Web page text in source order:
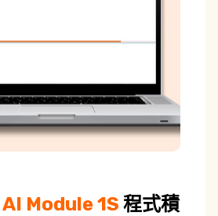
AI Module 1S 程式積